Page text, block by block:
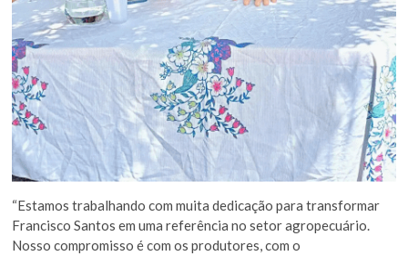
“Estamos trabalhando com muita dedicação para transformar
Francisco Santos em uma referência no setor agropecuário.
Nosso compromisso é com os produtores, com o